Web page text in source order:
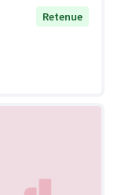
Retenue